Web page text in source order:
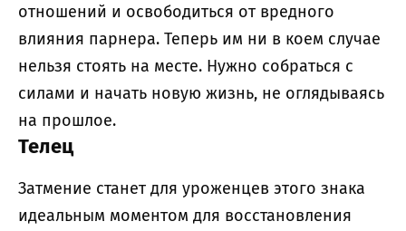
отношений и освободиться от вредного
влияния парнера. Теперь им ни в коем случае
нельзя стоять на месте. Нужно собраться с
силами и начать новую жизнь, не оглядываясь
на прошлое.
Телец
Затмение станет для уроженцев этого знака
идеальным моментом для восстановления